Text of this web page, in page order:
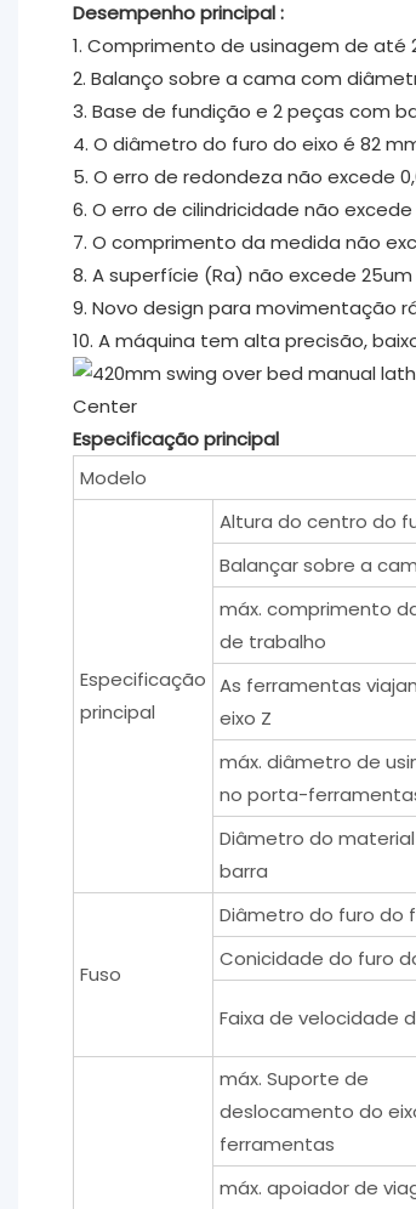
Desempenho principal:
1. Comprimento de usinagem de até
2. Balanço sobre a cama com
3. Base de fundição e 2 peças com
4. O diâmetro do furo do eixo é 82
5. O erro de redondeza não excede
6. O erro de cilindricidade não excede
7. O comprimento da medida não
8. A superfície (Ra) não excede 25um
9. Novo design para movimentação
10. A máquina tem alta precisão,
Especificação principal
Modelo
Especificação
principal
Altura do centro do
Balançar sobre a
máx. comprimento
de trabalho
As ferramentas
eixo Z
máx. diâmetro de
no porta-
Diâmetro do
barra
Fuso
Diâmetro do furo do
Conicidade do furo
Faixa de velocidade
máx. Suporte de
deslocamento do
ferramentas
máx. apoiador de